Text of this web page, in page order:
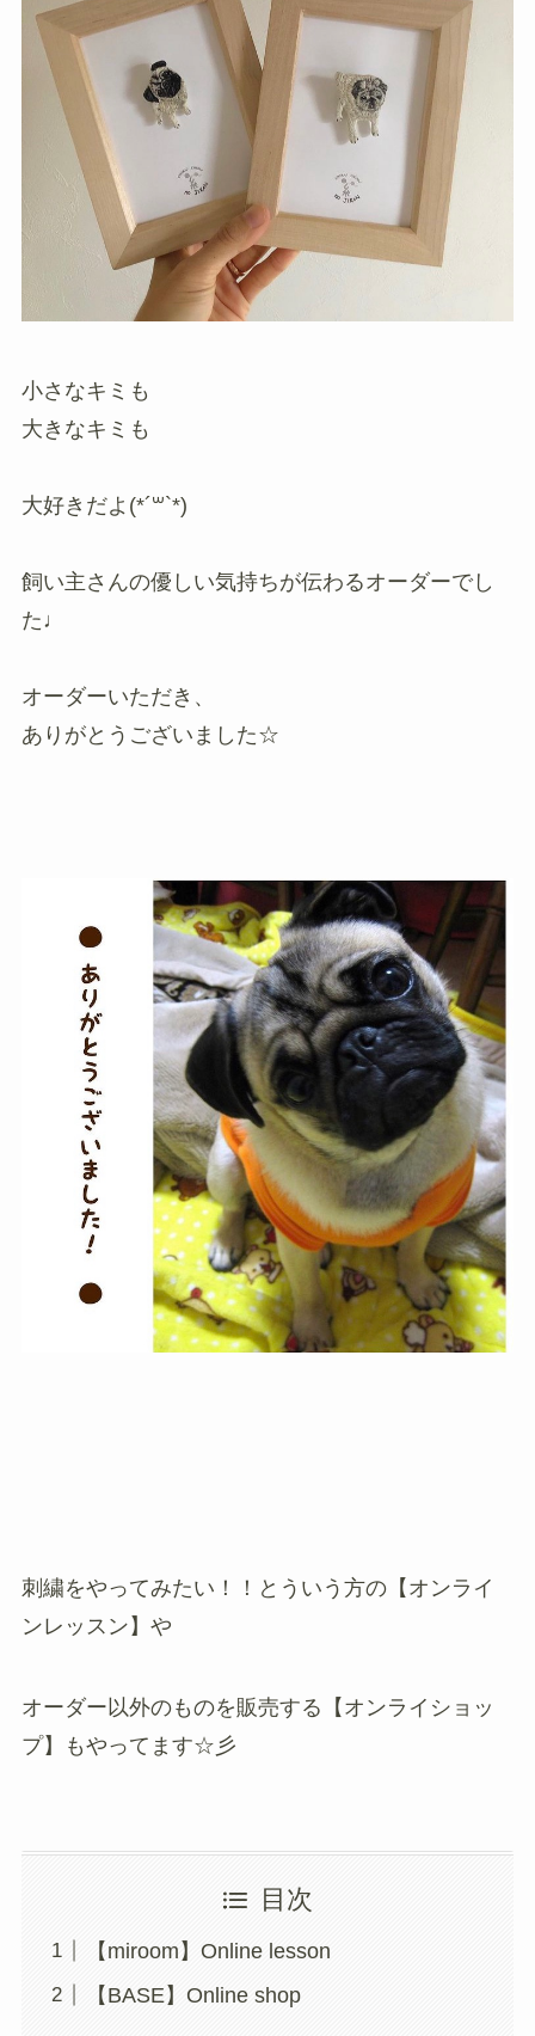
小さなキミも
大きなキミも
大好きだよ(*´꒳`*)
飼い主さんの優しい気持ちが伝わるオーダーでし
た♩
オーダーいただき、
ありがとうございました☆
刺繍をやってみたい！！とういう方の【オンライ
ンレッスン】や
オーダー以外のものを販売する【オンライショッ
プ】もやってます☆彡
目次
【miroom】Online lesson
【BASE】Online shop